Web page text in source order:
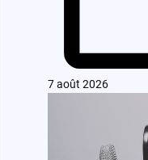
7 août 2026